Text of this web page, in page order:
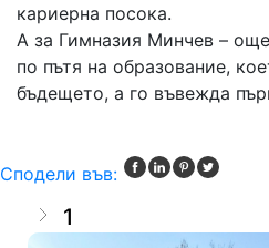
кариерна посока.
А за Гимназия Минчев –
по пътя на образование,
бъдещето, а го въвежда
Сподели във:
1